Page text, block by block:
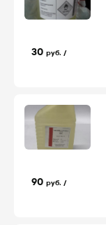
30 руб. /
90 руб. /